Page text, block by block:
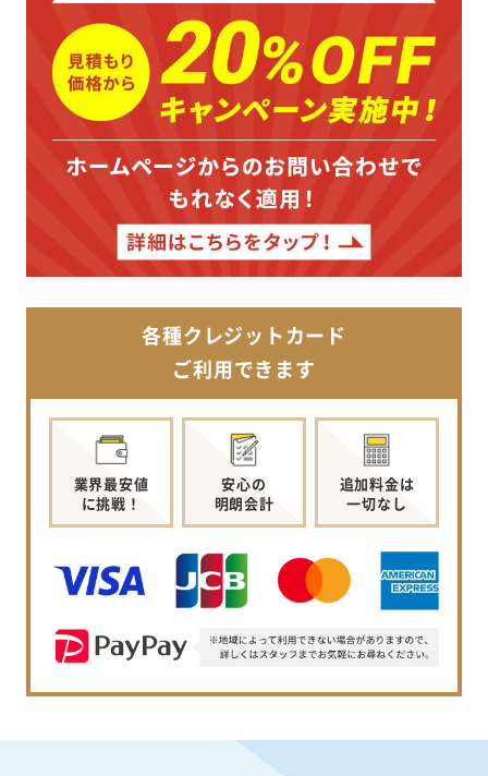
各種クレジットカード
ご利用できます
業界最安値
に挑戦！
安心の
明朗会計
追加料金は
一切なし